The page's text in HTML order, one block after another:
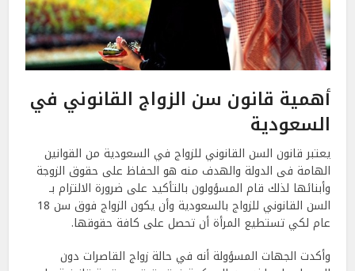
أهمية قانون سن الزواج القانوني في
السعودية
يعتبر قانون السن القانوني للزواج في السعودية من القوانين
الهامة فى الدولة والهدف منه هو الحفاظ على حقوق الزوجة
وأبنائها لذلك قام المسؤولون بالتأكيد على ضرورة الالتزام بـ
السن القانوني للزواج بالسعودية وأن يكون الزواج فوق سن 18
عام لكي تستطيع المرأة أن تحصل على كافة حقوقها.
وأكدت الجهات المسؤولة أنه في حالة زواج القاصرات دون